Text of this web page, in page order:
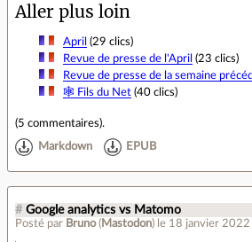
Aller plus loin
April (29 clics)
Revue de presse de l'April (23 clics)
Revue de presse de la semaine
🕸 Fils du Net(40 clics)
(5 commentaires).
Markdown EPUB
# Google analytics vs Matomo
Posté par Bruno( Mastodon) le 18 janvier